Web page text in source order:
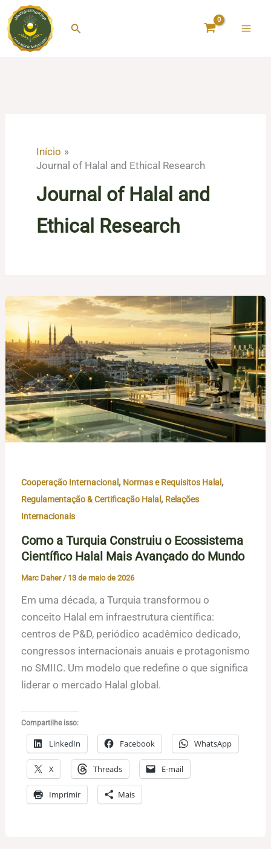
para
Pesquisar
Início
Journal of Halal and Ethical Research
Journal of Halal and
Ethical Research
Cooperação Internacional, Normas e Requisitos Halal,
Regulamentação & Certificação Halal, Relações
Internacionais
Como a Turquia Construiu o Ecossistema
Científico Halal Mais Avançado do Mundo
Marc Daher / 13 de maio de 2026
Em uma década, a Turquia transformou o
conceito Halal em infraestrutura científica:
centros de P&D, periódico acadêmico dedicado,
congressos internacionais anuais e protagonismo
no SMIIC. Um modelo que redefine o que significa
liderar o mercado Halal global.
Compartilhe isso:
LinkedIn Facebook WhatsApp
X Threads E-mail
Imprimir Mais